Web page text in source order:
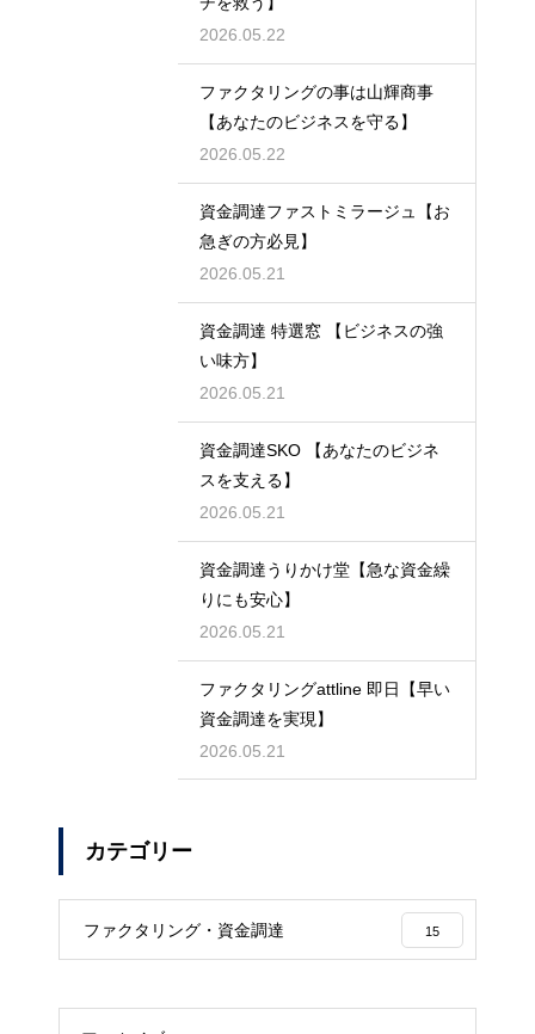
2026.05.22
ファクタリングの事は山輝商事
【あなたのビジネスを守る】
2026.05.22
資金調達ファストミラージュ【お
急ぎの方必見】
2026.05.21
資金調達 特選窓 【ビジネスの強
い味方】
2026.05.21
資金調達SKO 【あなたのビジネ
スを支える】
2026.05.21
資金調達うりかけ堂【急な資金繰
りにも安心】
2026.05.21
ファクタリングattline 即日【早い
資金調達を実現】
2026.05.21
カテゴリー
ファクタリング・資金調達 15